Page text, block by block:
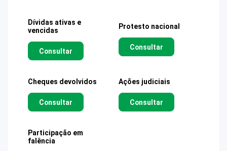
Dívidas ativas e
vencidas
Consultar
Protesto nacional
Consultar
Cheques devolvidos
Consultar
Ações judiciais
Consultar
Participação em
falência